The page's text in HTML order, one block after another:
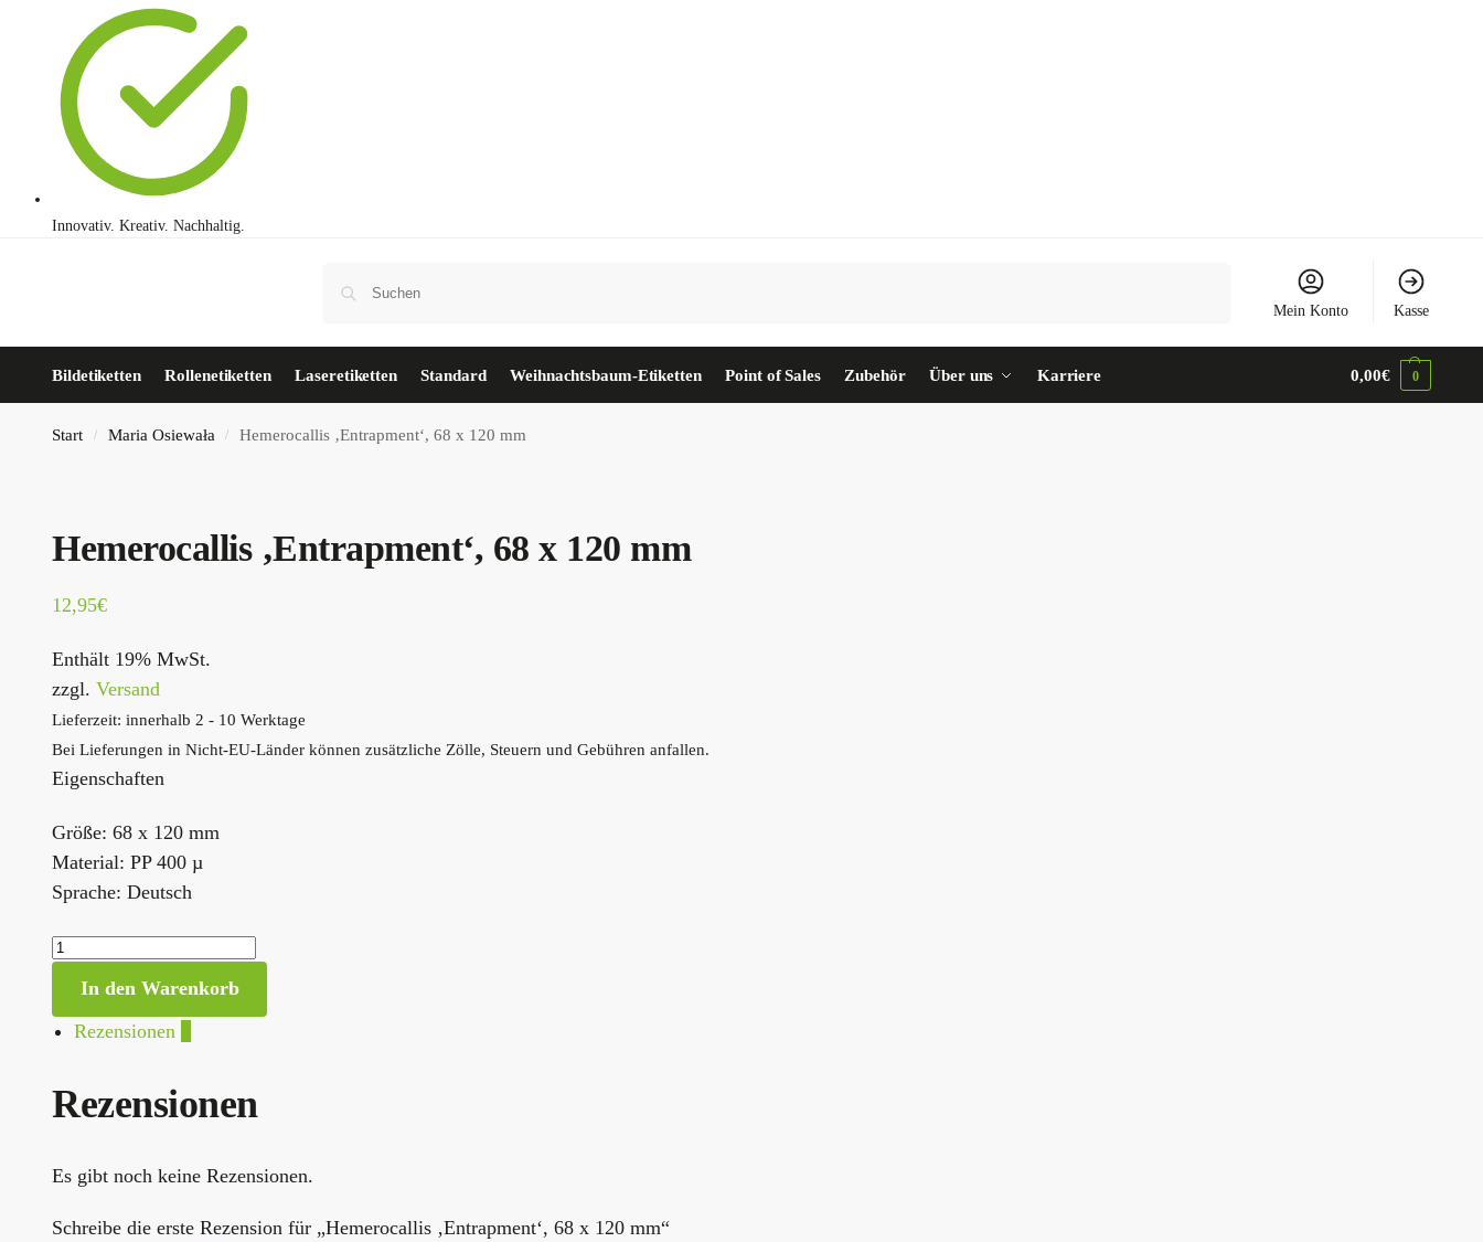
Innovativ. Kreativ. Nachhaltig.
Mein Konto Kasse
Bildetiketten Rollenetiketten Laseretiketten Standard Weihnachtsbaum-Etiketten Point of Sales Zubehör Über uns Karriere 0,00€ 0
Start / Maria Osiewała / Hemerocallis ‚Entrapment‘, 68 x 120 mm
Hemerocallis ‚Entrapment‘, 68 x 120 mm
12,95€
Enthält 19% MwSt.
zzgl.Versand
Lieferzeit: innerhalb 2 - 10 Werktage
Bei Lieferungen in Nicht-EU-Länder können zusätzliche Zölle, Steuern und Gebühren anfallen.
Eigenschaften
Größe: 68 x 120 mm
Material: PP 400 µ
Sprache: Deutsch
In den Warenkorb
Rezensionen
Rezensionen
Es gibt noch keine Rezensionen.
Schreibe die erste Rezension für „Hemerocallis ‚Entrapment‘, 68 x 120 mm“